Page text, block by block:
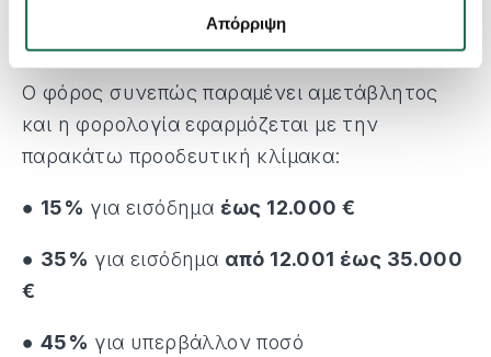
Απόρριψη
Ο φόρος συνεπώς παραμένει αμετάβλητος
και η φορολογία εφαρμόζεται με την
παρακάτω προοδευτική κλίμακα:
● 15% για εισόδημα έως 12.000 €
● 35% για εισόδημα από 12.001 έως 35.000
€
● 45% για υπερβάλλον ποσό